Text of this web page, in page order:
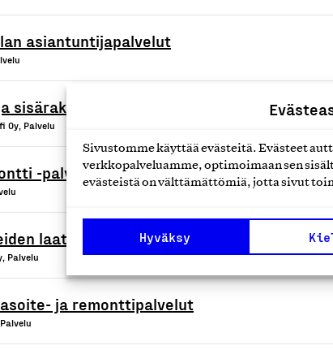
Sivustomme käyttää evästeitä. Evästeet
verkkopalveluamme, optimoimaan sen
evästeistä on välttämättömiä, jotta sivut
Hyväksy
asiantuntijapalvelut
sisärakennuspalvelut
Oy, Palvelu
-palvelu
laattojen huolto- ja
Palvelu
ja remonttipalvelut